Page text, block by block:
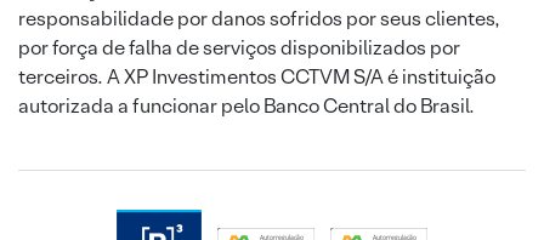
responsabilidade por danos sofridos por seus clientes,
por força de falha de serviços disponibilizados por
terceiros. A XP Investimentos CCTVM S/A é instituição
autorizada a funcionar pelo Banco Central do Brasil.